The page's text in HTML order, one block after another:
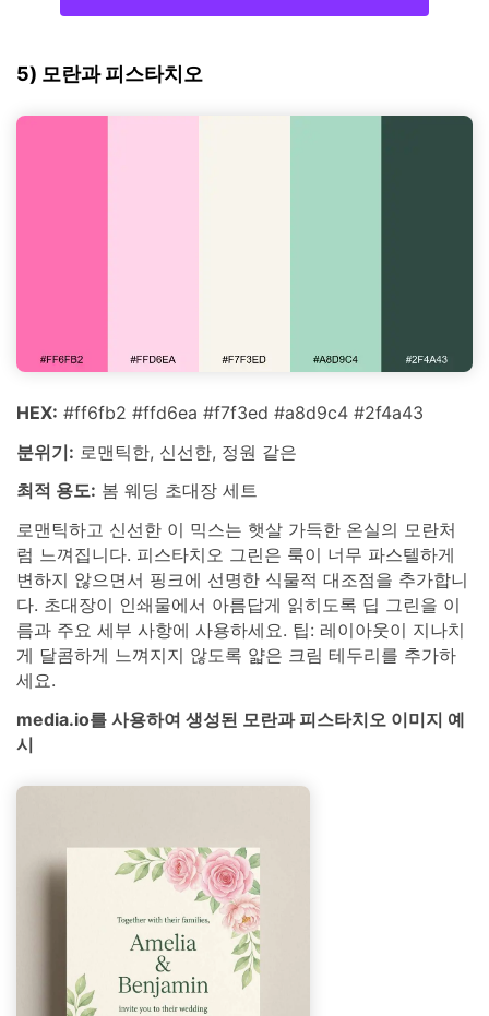
5) 모란과 피스타치오
HEX: #ff6fb2 #ffd6ea #f7f3ed #a8d9c4 #2f4a43
분위기: 로맨틱한, 신선한, 정원 같은
최적 용도: 봄 웨딩 초대장 세트
로맨틱하고 신선한 이 믹스는 햇살 가득한 온실의 모란처
럼 느껴집니다. 피스타치오 그린은 룩이 너무 파스텔하게
변하지 않으면서 핑크에 선명한 식물적 대조점을 추가합니
다. 초대장이 인쇄물에서 아름답게 읽히도록 딥 그린을 이
름과 주요 세부 사항에 사용하세요. 팁: 레이아웃이 지나치
게 달콤하게 느껴지지 않도록 얇은 크림 테두리를 추가하
세요.
media.io를 사용하여 생성된 모란과 피스타치오 이미지 예
시